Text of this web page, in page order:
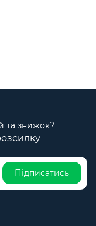
та знижок?
Підписатись